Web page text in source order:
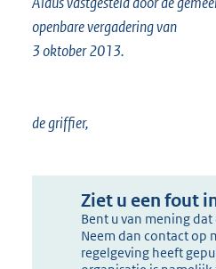
openbare vergadering van
3 oktober 2013.
de griffier, de
Ziet u een fout
Bent u van mening
Neem dan contact op
regelgeving heeft